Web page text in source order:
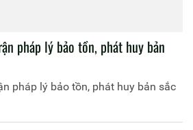
pháp lý bảo tồn, phát huy bản
pháp lý bảo tồn, phát huy bản sắc